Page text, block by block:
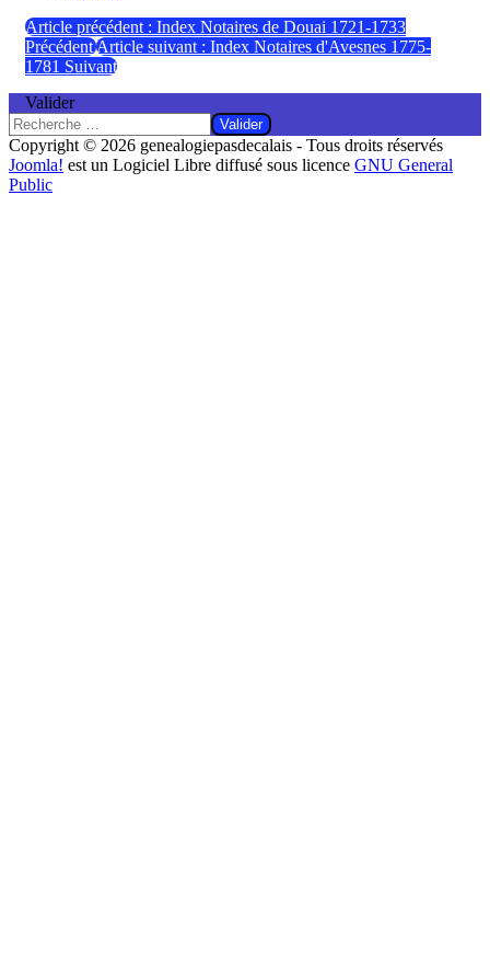
Article précédent : Index Notaires de Douai 1721-1733
PrécédentArticle suivant : Index Notaires d'Avesnes 1775-
1781 Suivant
Valider
Valider
Copyright © 2026 genealogiepasdecalais - Tous droits réservés
Joomla! est un Logiciel Libre diffusé sous licence GNU General
Public